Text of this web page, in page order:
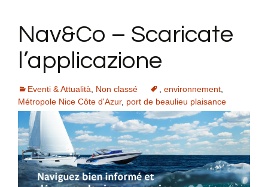
Nav&Co – Scaricate
l’applicazione
Eventi & Attualità, Non classé , environnement,
Métropole Nice Côte d'Azur, port de beaulieu plaisance